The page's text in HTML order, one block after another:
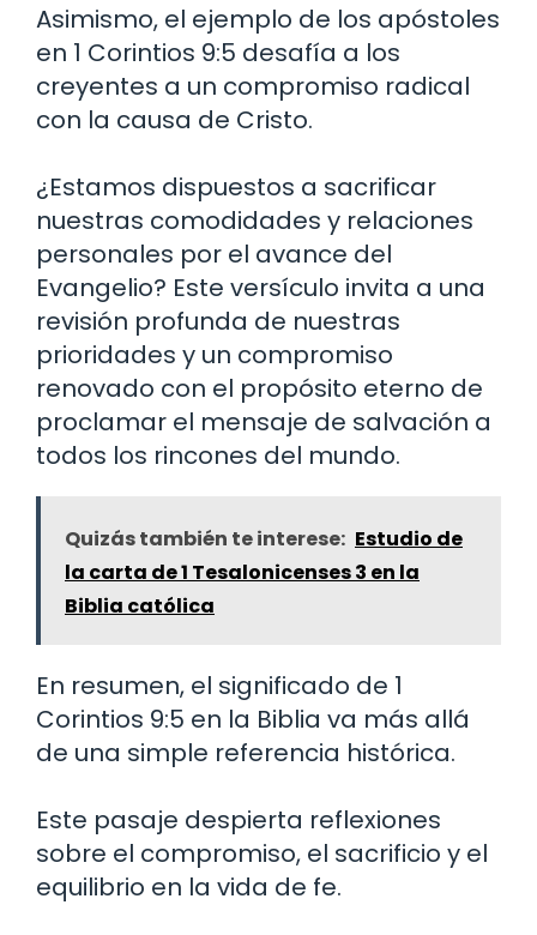
Asimismo, el ejemplo de los apóstoles
en 1 Corintios 9:5 desafía a los
creyentes a un compromiso radical
con la causa de Cristo.
¿Estamos dispuestos a sacrificar
nuestras comodidades y relaciones
personales por el avance del
Evangelio? Este versículo invita a una
revisión profunda de nuestras
prioridades y un compromiso
renovado con el propósito eterno de
proclamar el mensaje de salvación a
todos los rincones del mundo.
Quizás también te interese: Estudio de
la carta de 1 Tesalonicenses 3 en la
Biblia católica
En resumen, el significado de 1
Corintios 9:5 en la Biblia va más allá
de una simple referencia histórica.
Este pasaje despierta reflexiones
sobre el compromiso, el sacrificio y el
equilibrio en la vida de fe.